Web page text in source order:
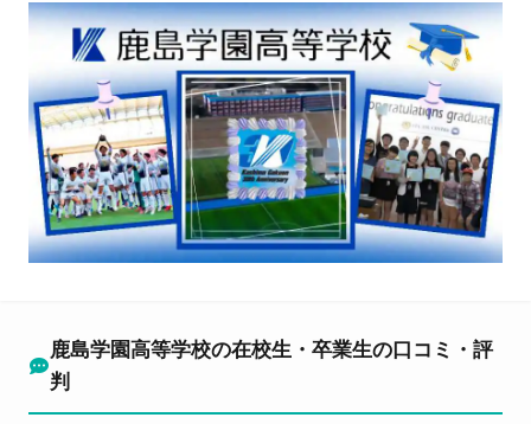
鹿島学園高等学校の在校生・卒業生の口コミ・評
判